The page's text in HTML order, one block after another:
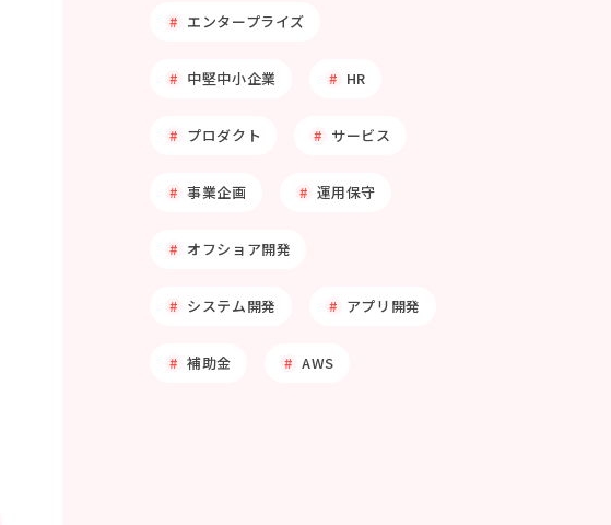
エンタープライズ
中堅中小企業 HR
プロダクト サービス
事業企画 運用保守
オフショア開発
システム開発 アプリ開発
補助金 AWS